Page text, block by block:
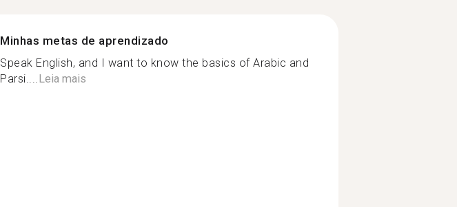
Minhas metas de aprendizado
Speak English, and I want to know the basics of Arabic and
Parsi.... Leia mais